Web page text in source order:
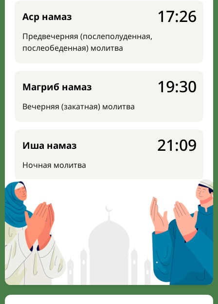
Аср намаз
Предвечерняя (послеполуденная,
послеобеденная) молитва
17:26
Магриб намаз
Вечерняя (закатная) молитва
19:30
Иша намаз
Ночная молитва
21:09